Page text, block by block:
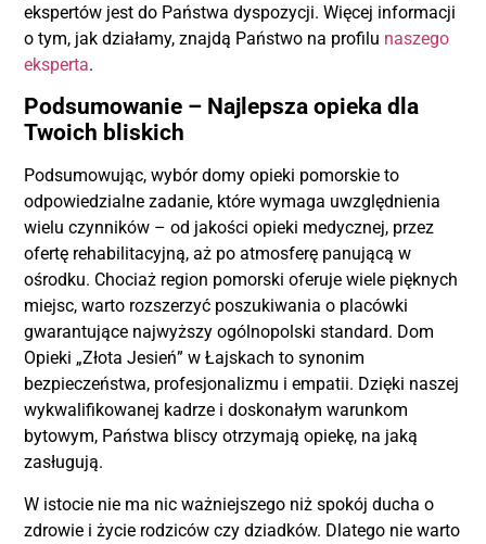
ekspertów jest do Państwa dyspozycji. Więcej informacji
o tym, jak działamy, znajdą Państwo na profilu naszego
eksperta.
Podsumowanie – Najlepsza opieka dla
Twoich bliskich
Podsumowując, wybór domy opieki pomorskie to
odpowiedzialne zadanie, które wymaga uwzględnienia
wielu czynników – od jakości opieki medycznej, przez
ofertę rehabilitacyjną, aż po atmosferę panującą w
ośrodku. Chociaż region pomorski oferuje wiele pięknych
miejsc, warto rozszerzyć poszukiwania o placówki
gwarantujące najwyższy ogólnopolski standard. Dom
Opieki „Złota Jesień” w Łajskach to synonim
bezpieczeństwa, profesjonalizmu i empatii. Dzięki naszej
wykwalifikowanej kadrze i doskonałym warunkom
bytowym, Państwa bliscy otrzymają opiekę, na jaką
zasługują.
W istocie nie ma nic ważniejszego niż spokój ducha o
zdrowie i życie rodziców czy dziadków. Dlatego nie warto